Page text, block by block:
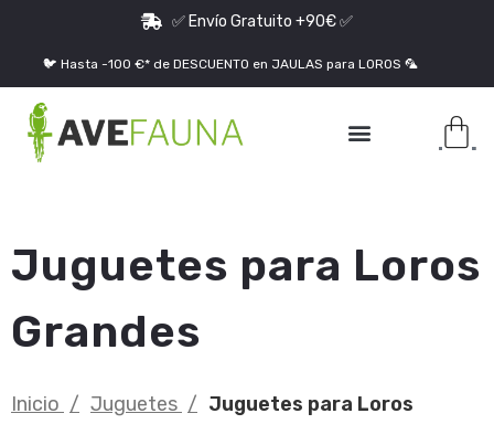
✅ Envío Gratuito +90€ ✅
🐦 Hasta -100 €* de DESCUENTO en JAULAS para LOROS 🦜
Juguetes para Loros
Grandes
Inicio Juguetes
Juguetes para Loros